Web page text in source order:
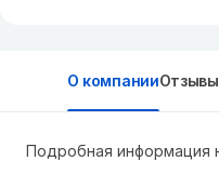
О компанииОтзывы
Подробная информация